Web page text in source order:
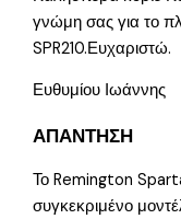
γνώμη σας για το
SPR210.Ευχαριστώ.
Ευθυμίου Ιωάννης
ΑΠΑΝΤΗΣΗ
Το Remington
συγκεκριμένο